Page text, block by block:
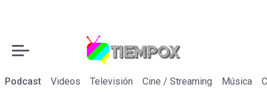
Podcast Videos Televisión Cine / Streaming Música